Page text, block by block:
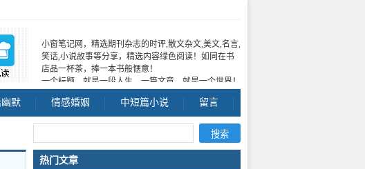
小窗笔记网，精选期刊杂志的时评,散文杂文,美文,名言,
笑话,小说故事等分享，精选内容绿色阅读！如同在书
店品一杯茶，捧一本书般惬意！
一个标题，就是一段人生，一篇文章，就是一个世界！
默 情感婚姻 中短篇小说 留言
热门文章